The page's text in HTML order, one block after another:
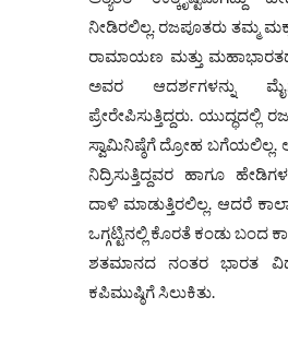
ನೀಡಿರಲಿಲ್ಲ. ರಜಪೂತರು ತಮ್ಮ
ರಾಮಾಯಣ ಮತ್ತು
ಅವರ ಆದರ್ಶಗಳನ್ನು
ಪ್ರೇರೇಪಿಸುತ್ತಿದ್ದರು.
ಸ್ವಾಮಿನಿಷ್ಠೆಗೆ ದ್ರೋಹ
ನಿದ್ರಿಸುತ್ತಿದ್ದವರ ಹಾಗೂ
ದಾಳಿ ಮಾಡುತ್ತಿರಲಿಲ್ಲ. ಆದರೆ
ಒಗ್ಗಟ್ಟಿನಲ್ಲಿ ಕೊರತೆ ಕಂಡು
ಶತಮಾನದ ನಂತರ ಭಾರತ
ಕಪಿಮುಷ್ಠಿಗೆ ಸಿಲುಕಿತು.